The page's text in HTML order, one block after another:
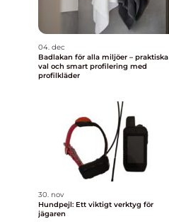
04. dec
Badlakan för alla miljöer – praktiska
val och smart profilering med
profilkläder
30. nov
Hundpejl: Ett viktigt verktyg för
jägaren